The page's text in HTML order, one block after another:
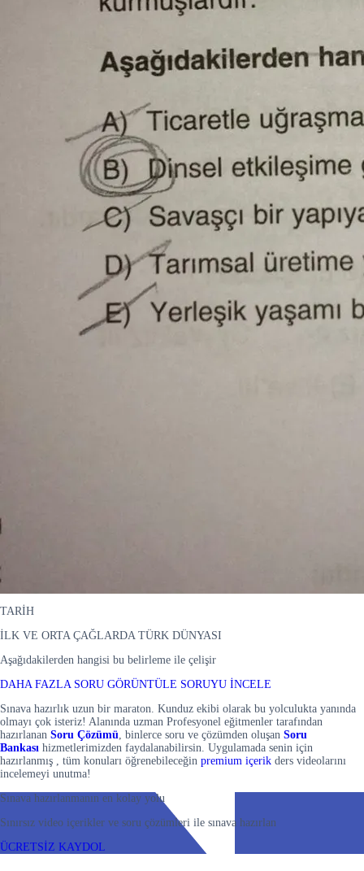
TARİH
İLK VE ORTA ÇAĞLARDA TÜRK DÜNYASI
Aşağıdakilerden hangisi bu belirleme ile çelişir
DAHA FAZLA SORU GÖRÜNTÜLE SORUYU İNCELE
Sınava hazırlık uzun bir maraton. Kunduz ekibi olarak bu yolculukta yanında
olmayı çok isteriz! Alanında uzman Profesyonel eğitmenler tarafından
hazırlanan Soru Çözümü, binlerce soru ve çözümden oluşan Soru
Bankası hizmetlerimizden faydalanabilirsin. Uygulamada senin için
hazırlanmış , tüm konuları öğrenebileceğin premium içerik ders videolarını
incelemeyi unutma!
Sınava hazırlanmanın en kolay yolu
Sınırsız video içerikler ve soru çözümleri ile sınava hazırlan
ÜCRETSİZ KAYDOL